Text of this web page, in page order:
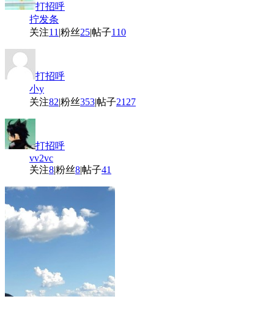
打招呼
拧发条
关注11 |粉丝25|帖子110
打招呼
小y
关注82|粉丝353|帖子2127
打招呼
vv2vc
关注8|粉丝8|帖子41